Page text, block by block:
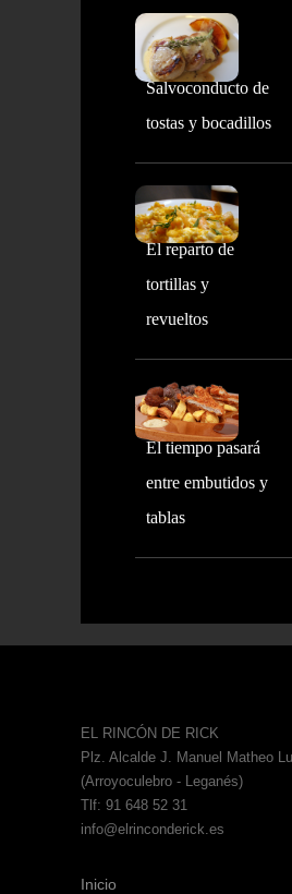
Salvoconducto de
tostas y bocadillos
El reparto de
tortillas y
revueltos
El tiempo pasará
entre embutidos y
tablas
EL RINCÓN DE RICK
Plz. Alcalde J. Manuel Matheo
(Arroyoculebro - Leganés)
Tlf: 91 648 52 31
info@elrinconderick.es
Inicio